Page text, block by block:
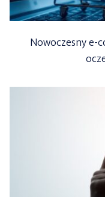
Nowoczesny e-